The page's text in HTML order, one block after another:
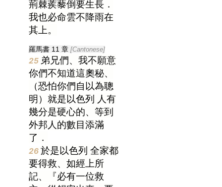
荊棘蒺藜倒要生長．
我也必命雲不降雨在
其上。
羅馬書 11 章 [Cantonese]
25 弟兄們、我不願意
你們不知道這奧秘、
（恐怕你們自以為聰
明）就是以色列 人有
幾分是硬心的、等到
外邦人的數目添滿
了．
26 於是以色列 全家都
要得救、如經上所
記、『必有一位救